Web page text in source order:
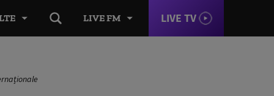
LIVE FM LIVE TV